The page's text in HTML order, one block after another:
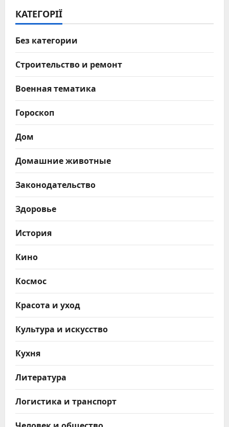
КАТЕГОРІЇ
Без категории
Строительство и ремонт
Военная тематика
Гороскоп
Дом
Домашние животные
Законодательство
Здоровье
История
Кино
Космос
Красота и уход
Культура и искусство
Кухня
Литература
Логистика и транспорт